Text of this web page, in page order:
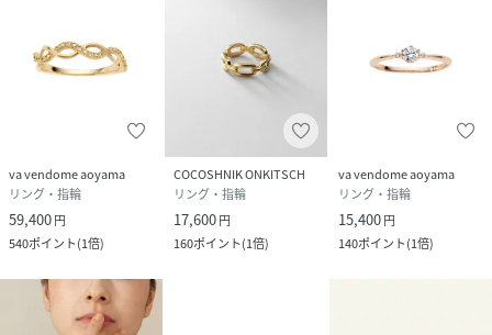
va vendome aoyama
リング・指輪
59,400円
540ポイント(1倍)
COCOSHNIK ONKITSCH
リング・指輪
17,600円
160ポイント(1倍)
va vendome aoyama
リング・指輪
15,400円
140ポイント(1倍)